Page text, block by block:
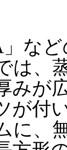
など
は、
みが
が付
に、